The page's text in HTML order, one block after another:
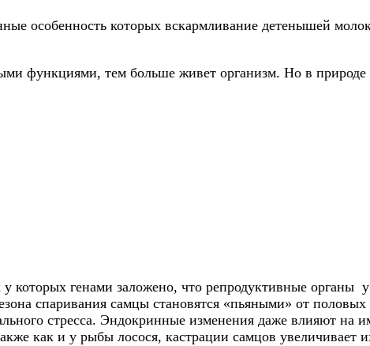
особенность которых вскармливание детенышей
функциями, тем больше живет организм. Но в природе
генами заложено, что репродуктивные органы
спаривания самцы становятся «пьяными» от
стресса. Эндокринные изменения даже влияют на
как и у рыбы лосося, кастрации самцов увеличивает